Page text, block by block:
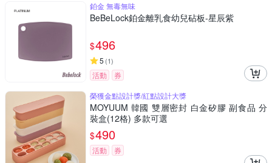
鉑金 無毒無味
BeBeLock鉑金離乳食幼兒砧板-星辰紫
$496
5 (1)
活動
券
榮獲金點設計獎/紅點設計大獎
MOYUUM 韓國 雙層密封 白金矽膠 副食品 分
裝盒(12格) 多款可選
$490
活動 券